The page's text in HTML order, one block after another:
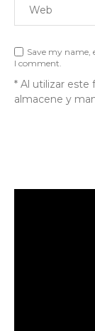
Save my name,
I comment.
* Al utilizar este
almacene y